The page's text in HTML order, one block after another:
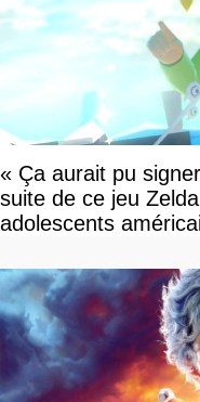
« Ça aurait pu
suite de ce jeu
adolescents